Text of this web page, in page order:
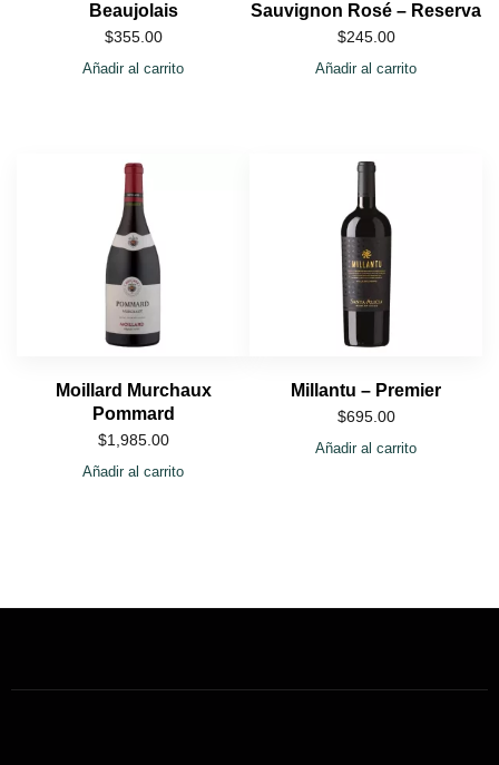
Beaujolais
$355.00
Añadir al carrito
Sauvignon Rosé – Reserva
$245.00
Añadir al carrito
Moillard Murchaux
Pommard
$1,985.00
Añadir al carrito
Millantu – Premier
$695.00
Añadir al carrito